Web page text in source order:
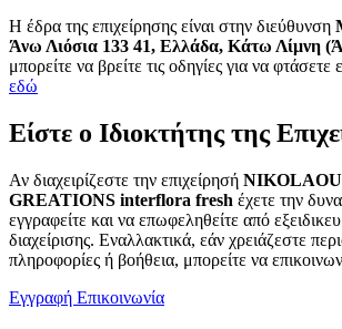
H έδρα της επιχείρησης είναι στην διεύθυνση
Άνω Λιόσια 133 41, Ελλάδα, Κάτω Λίμνη
μπορείτε να βρείτε τις οδηγίες για να φτάσετε
εδώ
Είστε ο Ιδιοκτήτης της
Αν διαχειρίζεστε την επιχείρησή
GREATIONS interflora fresh έχετε την
εγγραφείτε και να επωφεληθείτε από
διαχείρισης. Εναλλακτικά, εάν χρειάζεστε
πληροφορίες ή βοήθεια, μπορείτε να
Εγγραφή Επικοινωνία